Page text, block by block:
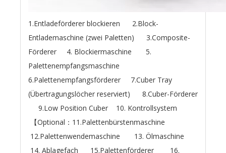
1.Entladeförderer blockieren 2.Block-
Entlademaschine (zwei Paletten) 3.Composite-
Förderer 4. Blockiermaschine 5.
Palettenempfangsmaschine
6.Palettenempfangsförderer 7.Cuber Tray
(Übertragungslöcher reserviert) 8.Cuber-Förderer
9.Low Position Cuber 10. Kontrollsystem
【Optional：11.Palettenbürstenmaschine
12.Palettenwendemaschine 13. Ölmaschine
14. Ablagefach 15.Palettenförderer 16.